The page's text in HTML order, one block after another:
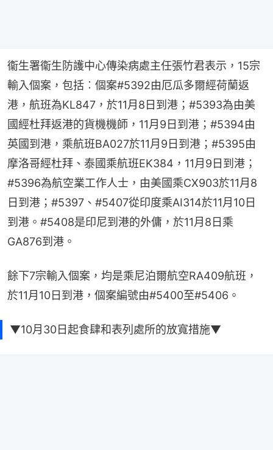
衞生署衞生防護中心傳染病處主任張竹君表示，15宗
輸入個案，包括︰個案#5392由厄瓜多爾經荷蘭返
港，航班為KL847，於11月8日到港；#5393為由美
國經杜拜返港的貨機機師，11月9日到港；#5394由
英國到港，乘航班BA027於11月9日到港；#5395由
摩洛哥經杜拜、泰國乘航班EK384，11月9日到港；
#5396為航空業工作人士，由美國乘CX903於11月8
日到港；#5397、#5407從印度乘AI314於11月10日
到港。#5408是印尼到港的外傭，於11月8日乘
GA876到港。
餘下7宗輸入個案，均是乘尼泊爾航空RA409航班，
於11月10日到港，個案編號由#5400至#5406。
▼10月30日起食肆和表列處所的放寬措施▼